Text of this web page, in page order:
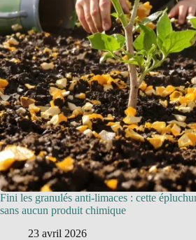
Fini les granulés anti-limaces : cette
sans aucun produit chimique
23 avril 2026